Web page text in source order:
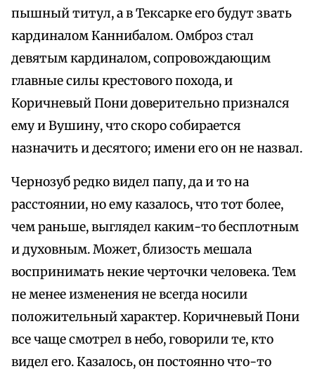
пышный титул, а в Тексарке его будут звать
кардиналом Каннибалом. Омброз стал
девятым кардиналом, сопровождающим
главные силы крестового похода, и
Коричневый Пони доверительно признался
ему и Вушину, что скоро собирается
назначить и десятого; имени его он не назвал.
Чернозуб редко видел папу, да и то на
расстоянии, но ему казалось, что тот более,
чем раньше, выглядел каким-то бесплотным
и духовным. Может, близость мешала
воспринимать некие черточки человека. Тем
не менее изменения не всегда носили
положительный характер. Коричневый Пони
все чаще смотрел в небо, говорили те, кто
видел его. Казалось, он постоянно что-то